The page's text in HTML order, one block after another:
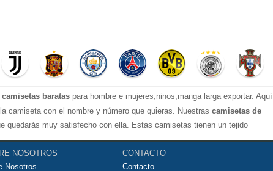
baratas para hombre e mujeres,ninos,manga larga exportar. Aquí
camiseta con el nombre y número que quieras. Nuestras camisetas de
quedarás muy satisfecho con ella. Estas camisetas tienen un tejido
favorito. Si no disponinemos de la camiseta de fútbol que necesites
NOSOTROS
Nosotros
CONTACTO
Contacto